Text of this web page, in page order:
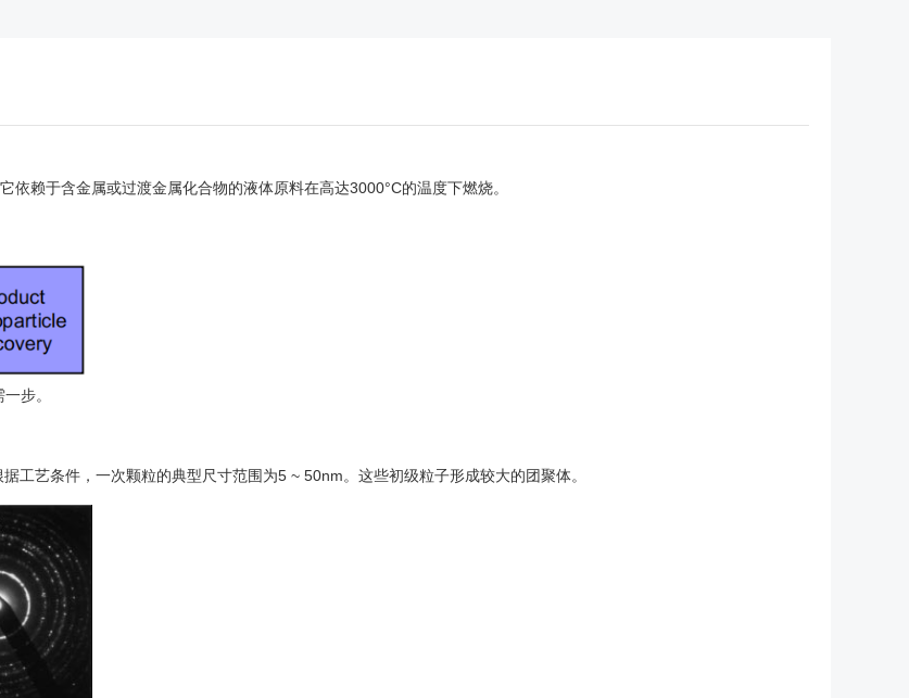
赖于含金属或过渡金属化合物的液体原料在高达3000°C的温度下燃烧。
步。
工艺条件，一次颗粒的典型尺寸范围为5 ~ 50nm。这些初级粒子形成较大的团聚体。